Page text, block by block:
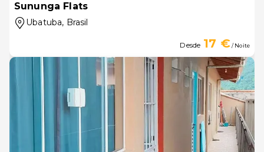
Sununga Flats
Ubatuba, Brasil
Desde 17 €/ Noite